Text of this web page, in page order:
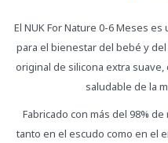
El NUK For Nature 0-6 Meses
para el bienestar del bebé y
original de silicona extra
saludable de la
Fabricado con más del 98%
tanto en el escudo como en el